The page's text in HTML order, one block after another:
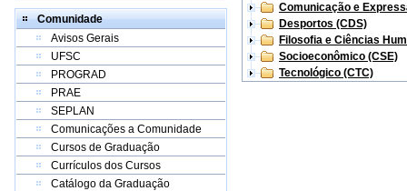
Comunidade
Avisos Gerais
UFSC
PROGRAD
PRAE
SEPLAN
Comunicações a Comunidade
Cursos de Graduação
Currículos dos Cursos
Catálogo da Graduação
Comunicação e
Desportos (CDS)
Filosofia e Ciências
Socioeconômico (CSE)
Tecnológico (CTC)